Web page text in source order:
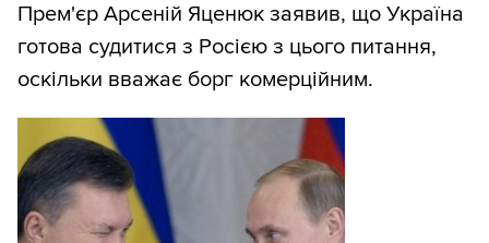
Прем'єр Арсеній Яценюк заявив, що Україна
готова судитися з Росією з цього питання,
оскільки вважає борг комерційним.